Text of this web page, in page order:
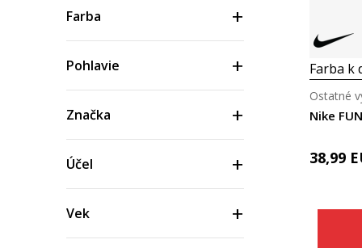
Farba
Pohlavie
Značka
Účel
Vek
Farba k
Nike
Ostatné
38,99